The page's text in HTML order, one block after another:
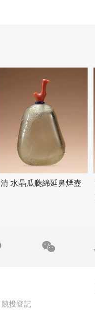
清 水晶瓜瓞綿延鼻煙壺
競投登記